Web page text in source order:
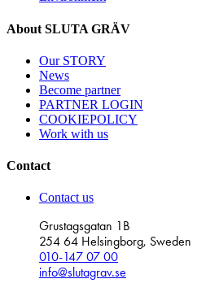
About SLUTA GRÄV
Our STORY
News
Become partner
PARTNER LOGIN
COOKIEPOLICY
Work with us
Contact
Contact us
Grustagsgatan 1B
254 64 Helsingborg, Sweden
010-147 07 00
info@slutagrav.se